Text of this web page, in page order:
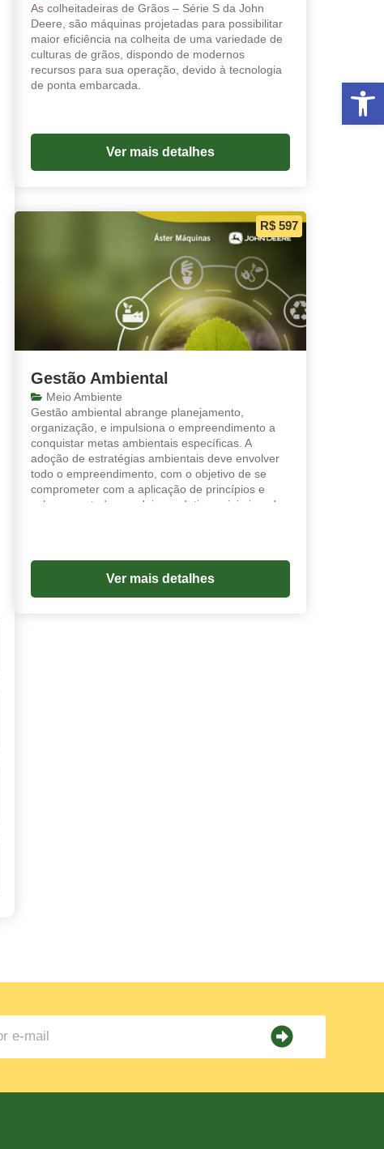
Abrir
As colheitadeiras de Grãos – Série S da John
Deere, são máquinas projetadas para possibilitar
maior eficiência na colheita de uma variedade de
culturas de grãos, dispondo de modernos
recursos para sua operação, devido à tecnologia
de ponta embarcada.
Ver mais detalhes
R$ 597
Gestão Ambiental
Meio Ambiente
Gestão ambiental abrange planejamento,
organização, e impulsiona o empreendimento a
conquistar metas ambientais específicas. A
adoção de estratégias ambientais deve envolver
todo o empreendimento, com o objetivo de se
comprometer com a aplicação de princípios e
valores em toda a cadeia produtiva, minimizando
oportunidades, enquanto intensifica as forças e
impede ou repara as fraquezas.
Ver mais detalhes